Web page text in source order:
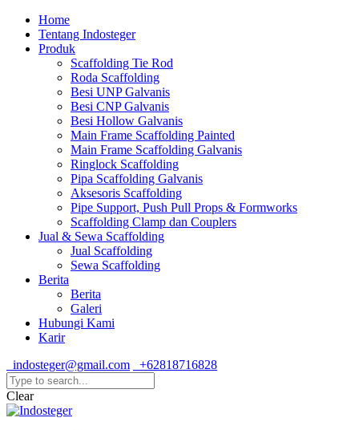
Home
Tentang Indosteger
Produk
Scaffolding Tie Rod
Roda Scaffolding
Besi UNP Galvanis
Besi CNP Galvanis
Besi Hollow Galvanis
Main Frame Scaffolding Painted
Main Frame Scaffolding Galvanis
Ringlock Scaffolding
Pipa Scaffolding Galvanis
Aksesoris Scaffolding
Pipe Support, Push Pull Props & Formworks
Scaffolding Clamp dan Couplers
Jual & Sewa Scaffolding
Jual Scaffolding
Sewa Scaffolding
Berita
Berita
Galeri
Hubungi Kami
Karir
indosteger@gmail.com
+62818716828
Clear